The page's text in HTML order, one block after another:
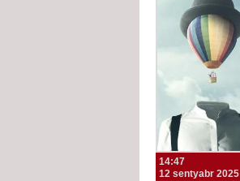
14:47
12 sentyabr 2025